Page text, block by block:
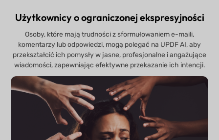
Użytkownicy o ograniczonej ekspresyjności
Osoby, które mają trudności z sformułowaniem e-maili,
komentarzy lub odpowiedzi, mogą polegać na UPDF AI, aby
przekształcić ich pomysły w jasne, profesjonalne i angażujące
wiadomości, zapewniając efektywne przekazanie ich intencji.